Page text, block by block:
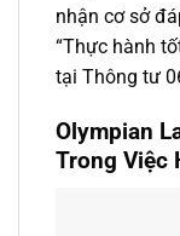
nhận cơ sở
“Thực hành
tại Thông tư
Olympian
Trong Việc